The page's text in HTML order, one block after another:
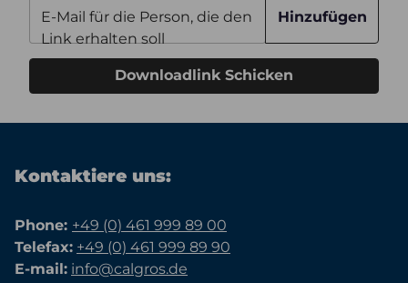
E-Mail für die Person, die den
Link erhalten soll
Hinzufügen
Downloadlink Schicken
Kontaktiere uns:
Phone: +49 (0) 461 999 89 00
Telefax: +49 (0) 461 999 89 90
E-mail: info@calgros.de